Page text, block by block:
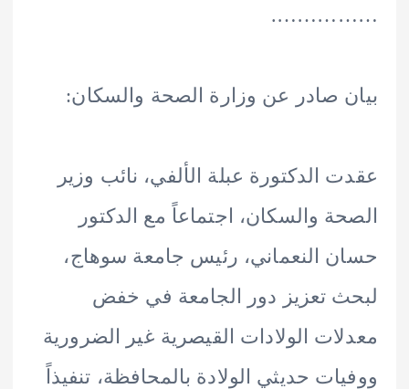
صادر عن وزارة الصحة والسكان:
الدكتورة عبلة الألفي، نائب وزير
والسكان، اجتماعاً مع الدكتور
النعماني، رئيس جامعة سوهاج،
تعزيز دور الجامعة في خفض
الولادات القيصرية غير الضرورية
حديثي الولادة بالمحافظة، تنفيذاً